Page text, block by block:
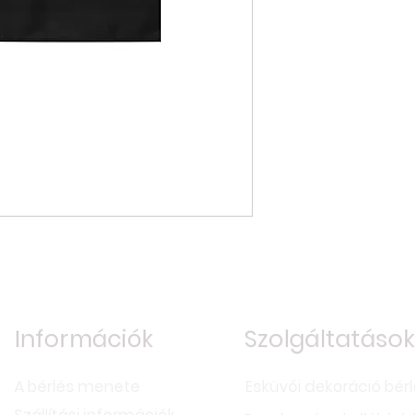
Információk Szolgáltatások